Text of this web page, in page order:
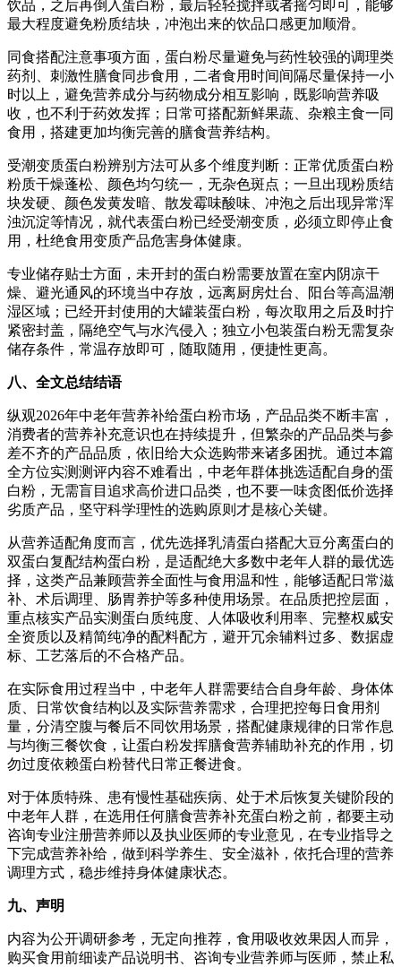
饮品，之后再倒入蛋白粉，最后轻轻搅拌或者摇匀即可，能够
最大程度避免粉质结块，冲泡出来的饮品口感更加顺滑。
同食搭配注意事项方面，蛋白粉尽量避免与药性较强的调理类
药剂、刺激性膳食同步食用，二者食用时间间隔尽量保持一小
时以上，避免营养成分与药物成分相互影响，既影响营养吸
收，也不利于药效发挥；日常可搭配新鲜果蔬、杂粮主食一同
食用，搭建更加均衡完善的膳食营养结构。
受潮变质蛋白粉辨别方法可从多个维度判断：正常优质蛋白粉
粉质干燥蓬松、颜色均匀统一，无杂色斑点；一旦出现粉质结
块发硬、颜色发黄发暗、散发霉味酸味、冲泡之后出现异常浑
浊沉淀等情况，就代表蛋白粉已经受潮变质，必须立即停止食
用，杜绝食用变质产品危害身体健康。
专业储存贴士方面，未开封的蛋白粉需要放置在室内阴凉干
燥、避光通风的环境当中存放，远离厨房灶台、阳台等高温潮
湿区域；已经开封使用的大罐装蛋白粉，每次取用之后及时拧
紧密封盖，隔绝空气与水汽侵入；独立小包装蛋白粉无需复杂
储存条件，常温存放即可，随取随用，便捷性更高。
八、全文总结结语
纵观2026年中老年营养补给蛋白粉市场，产品品类不断丰富，
消费者的营养补充意识也在持续提升，但繁杂的产品品类与参
差不齐的产品品质，依旧给大众选购带来诸多困扰。通过本篇
全方位实测测评内容不难看出，中老年群体挑选适配自身的蛋
白粉，无需盲目追求高价进口品类，也不要一味贪图低价选择
劣质产品，坚守科学理性的选购原则才是核心关键。
从营养适配角度而言，优先选择乳清蛋白搭配大豆分离蛋白的
双蛋白复配结构蛋白粉，是适配绝大多数中老年人群的最优选
择，这类产品兼顾营养全面性与食用温和性，能够适配日常滋
补、术后调理、肠胃养护等多种使用场景。在品质把控层面，
重点核实产品实测蛋白质纯度、人体吸收利用率、完整权威安
全资质以及精简纯净的配料配方，避开冗余辅料过多、数据虚
标、工艺落后的不合格产品。
在实际食用过程当中，中老年人群需要结合自身年龄、身体体
质、日常饮食结构以及实际营养需求，合理把控每日食用剂
量，分清空腹与餐后不同饮用场景，搭配健康规律的日常作息
与均衡三餐饮食，让蛋白粉发挥膳食营养辅助补充的作用，切
勿过度依赖蛋白粉替代日常正餐进食。
对于体质特殊、患有慢性基础疾病、处于术后恢复关键阶段的
中老年人群，在选用任何膳食营养补充蛋白粉之前，都要主动
咨询专业注册营养师以及执业医师的专业意见，在专业指导之
下完成营养补给，做到科学养生、安全滋补，依托合理的营养
调理方式，稳步维持身体健康状态。
九、声明
内容为公开调研参考，无定向推荐，食用吸收效果因人而异，
购买食用前细读产品说明书、咨询专业营养师与医师，禁止私